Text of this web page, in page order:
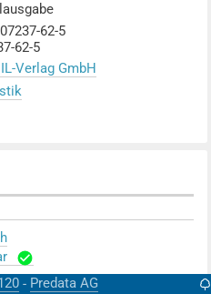
62-5
62-5
Verlag GmbH
- Predata AG